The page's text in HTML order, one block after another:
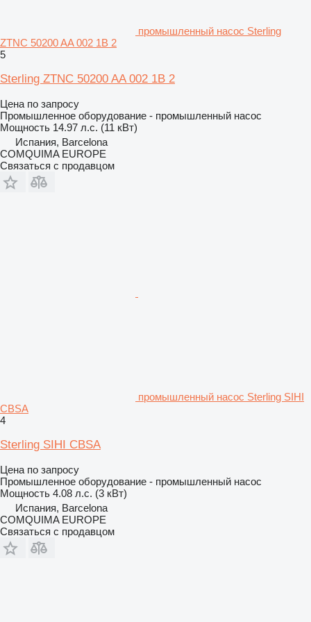
промышленный насос Sterling
ZTNC 50200 AA 002 1B 2
5
Sterling ZTNC 50200 AA 002 1B 2
Цена по запросу
Промышленное оборудование - промышленный насос
Мощность 14.97 л.с. (11 кВт)
Испания, Barcelona
COMQUIMA EUROPE
Связаться с продавцом
промышленный насос Sterling SIHI
CBSA
4
Sterling SIHI CBSA
Цена по запросу
Промышленное оборудование - промышленный насос
Мощность 4.08 л.с. (3 кВт)
Испания, Barcelona
COMQUIMA EUROPE
Связаться с продавцом